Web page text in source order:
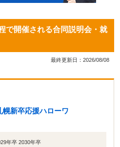
で開催される合同説明会・就
最終更新日：2026/08/08
新卒応援ハローワ
年卒 2030年卒